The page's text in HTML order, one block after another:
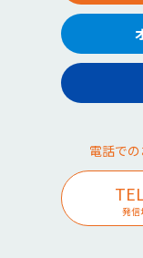
電話で
発信